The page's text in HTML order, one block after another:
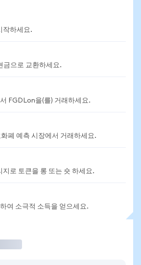
작하세요.
금으로 교환하세요.
FGDLon을(를) 거래하세요.
폐 예측 시장에서 거래하세요.
지로 토큰을 롱 또는 숏 하세요.
여 소극적 소득을 얻으세요.